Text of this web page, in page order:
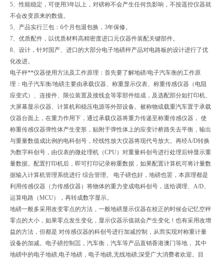
5、性能稳定，可使用3年以上，对磅称不会产生任何负影响，不按遥控仪器就
不会改变原来的数值。
5、产品实行三包：6个月包退包换，3年保修。
7、优质配件，以优质材料高精密度进口元仪器件装配关键部件。
8、设计，针对国产、进口的大部分电子地磅秤产品对电路板的设计进行了优
化改进。
电子秤**仪器使用方法及工作原理：首先要了解地磅/电子汽车衡的工作原
理：电子汽车衡/地磅主要由承载仪器、称重显示仪表、称重传感仪器（电阻
应变式）、连接件、限位装置及接线盒等零部件组成，及选配部分如打印机、
大屏幕显示仪器、计算机和稳压电源等外部设备。被称物或载重汽车置于承载
仪器台面上，在重力作用下，通过承载仪器将重力传递至称重传感仪器， 使
称重传感仪器弹性体产生变形，贴附于弹性体上的应变计桥路失去平衡，输出
与重量数值成比例的电科创号，经线性放大仪器将现代号放大。再经A/D转换
为数字科创号，由仪表的微处理机（CPU）对重量科创号进行处理后钟显示重
量数据。配置打印机后，即可打印记录称重数据，如果配置计算机可将计量数
据输入计算机管理系统进行 综合管理。 电子磅也好，地磅也罢，本原理都是
利用传感仪器（力传感仪器）将物体的重力变成电科创号，送给调理、A/D、
运算电路（MCU），再转成数字显示。
地磅一般多采用改变零点的方法，一般地磅显示仪器在校正的时候会记忆空秤
零点的大小，如果零点发生变化，显示仪器示值就会产生变化！也有采用改增
益的方法，但都是 对传感仪器的科创号进行加减控制，从而实现对称重计量
设备的加减。电子磅控制噐，汽车衡，汽车等产品直销香港澳门等地， 其中
地磅中的电子地磅,电子地磅，电子地磅,无线地磅;深受广大消费者欢迎。目